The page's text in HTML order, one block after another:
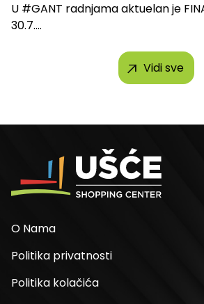
U #GANT radnjama aktuelan je
30.7....
Vidi sve
O Nama
Politika privatnosti
Politika kolačića